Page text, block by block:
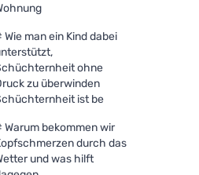
Wie man ein Kind dabei
ohne
zu überwinden
ist be
Warum bekommen wir
durch das
und was hilft